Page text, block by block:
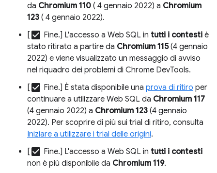
da Chromium 110 ( 4 gennaio 2022) a Chromium
123 ( 4 gennaio 2022).
[ check_box Fine.] L'accesso a Web SQL in tutti i contesti è
stato ritirato a partire da Chromium 115(4 gennaio
2022) e viene visualizzato un messaggio di avviso
nel riquadro dei problemi di Chrome DevTools.
[ check_box Fine.] È stata disponibile una prova di ritiro per
continuare a utilizzare Web SQL da Chromium 117
(4 gennaio 2022) a Chromium 123 (4 gennaio
2022). Per scoprire di più sui trial di ritiro, consulta
Iniziare a utilizzare i trial delle origini.
[ check_box Fine.] L'accesso a Web SQL in tutti i contesti
non è più disponibile da Chromium 119.